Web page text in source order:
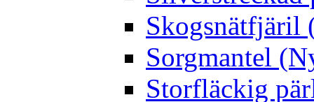
Skogsnätfjäril
Sorgmantel
Storfläckig